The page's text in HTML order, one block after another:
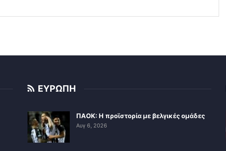
ΕΥΡΩΠΗ
ΠΑΟΚ: Η προϊστορία με βελγικές ομάδες
Αυγ 6, 2026